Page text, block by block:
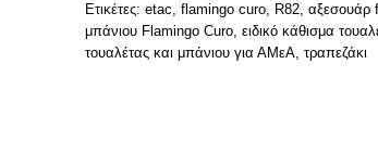
Ετικέτες: etac, flamingo curo, R82, αξεσουάρ
μπάνιου Flamingo Curo, ειδικό κάθισμα
τουαλέτας και μπάνιου για ΑΜεΑ, τραπεζάκι